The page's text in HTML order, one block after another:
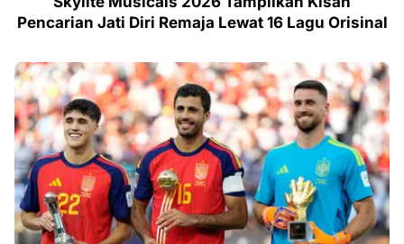
Pencarian Jati Diri Remaja Lewat 16 Lagu Orisinal